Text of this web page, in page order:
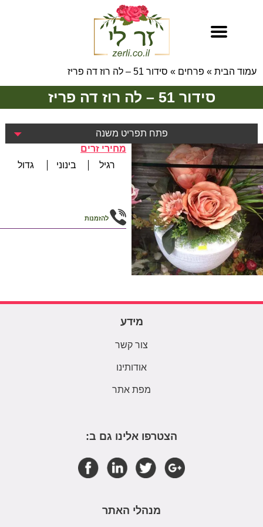
עמוד הבית » פרחים » סידור 51 – לה רוז דה פריז
סידור 51 – לה רוז דה פריז
פתח תפריט משנה
מחירי זרים
רגיל
בינוני גדול
להזמנות
מידע
צור קשר
אודותינו
מפת אתר
הצטרפו אלינו גם ב:
מנהלי האתר